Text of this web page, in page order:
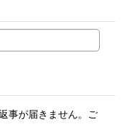
事が届きません。ご